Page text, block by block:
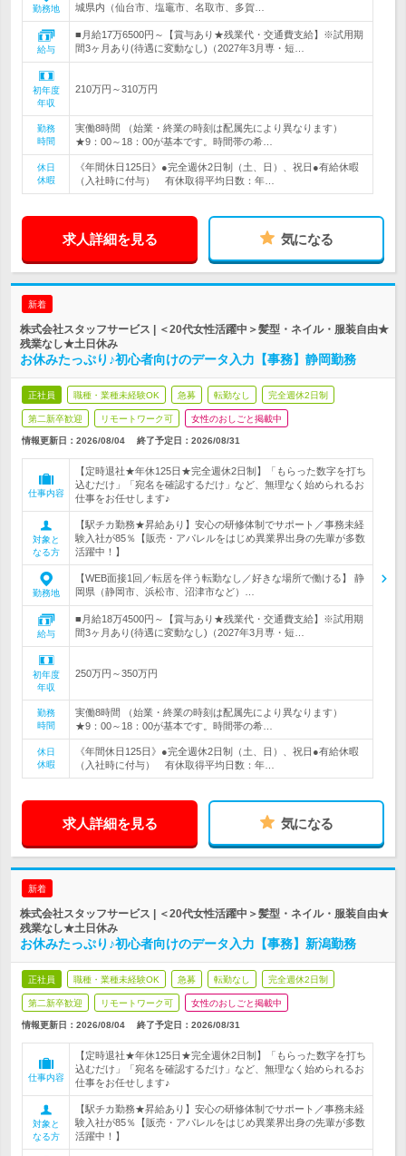
勤務地
城県内（仙台市、塩竈市、名取市、多賀…
給与
■月給17万6500円～【賞与あり★残業代・交通費支給】※試用期
間3ヶ月あり(待遇に変動なし)（2027年3月専・短…
初年度
年収
210万円～310万円
勤務
時間
実働8時間 （始業・終業の時刻は配属先により異なります）
★9：00～18：00が基本です。時間帯の希…
休日
休暇
《年間休日125日》●完全週休2日制（土、日）、祝日●有給休暇
（入社時に付与） 有休取得平均日数：年…
求人詳細を見る 気になる
新着
株式会社スタッフサービス | ＜20代女性活躍中＞髪型・ネイル・服装自由★
残業なし★土日休み
お休みたっぷり♪初心者向けのデータ入力【事務】静岡勤務
正社員 職種・業種未経験OK 急募 転勤なし 完全週休2日制
第二新卒歓迎 リモートワーク可 女性のおしごと掲載中
情報更新日：2026/08/04 終了予定日： 2026/08/31
仕事内容
【定時退社★年休125日★完全週休2日制】「もらった数字を打ち
込むだけ」「宛名を確認するだけ」など、無理なく始められるお
仕事をお任せします♪
対象と
なる方
【駅チカ勤務★昇給あり】安心の研修体制でサポート／事務未経
験入社が85％【販売・アパレルをはじめ異業界出身の先輩が多数
活躍中！】
勤務地
【WEB面接1回／転居を伴う転勤なし／好きな場所で働ける】 静
岡県（静岡市、浜松市、沼津市など）…
給与
■月給18万4500円～【賞与あり★残業代・交通費支給】※試用期
間3ヶ月あり(待遇に変動なし)（2027年3月専・短…
初年度
年収
250万円～350万円
勤務
時間
実働8時間 （始業・終業の時刻は配属先により異なります）
★9：00～18：00が基本です。時間帯の希…
休日
休暇
《年間休日125日》●完全週休2日制（土、日）、祝日●有給休暇
（入社時に付与） 有休取得平均日数：年…
求人詳細を見る 気になる
新着
株式会社スタッフサービス | ＜20代女性活躍中＞髪型・ネイル・服装自由★
残業なし★土日休み
お休みたっぷり♪初心者向けのデータ入力【事務】新潟勤務
正社員 職種・業種未経験OK 急募 転勤なし 完全週休2日制
第二新卒歓迎 リモートワーク可 女性のおしごと掲載中
情報更新日：2026/08/04 終了予定日： 2026/08/31
仕事内容
【定時退社★年休125日★完全週休2日制】「もらった数字を打ち
込むだけ」「宛名を確認するだけ」など、無理なく始められるお
仕事をお任せします♪
対象と
なる方
【駅チカ勤務★昇給あり】安心の研修体制でサポート／事務未経
験入社が85％【販売・アパレルをはじめ異業界出身の先輩が多数
活躍中！】